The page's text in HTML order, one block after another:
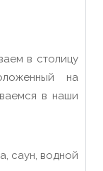
в столицу
на
в наши
саун, водной